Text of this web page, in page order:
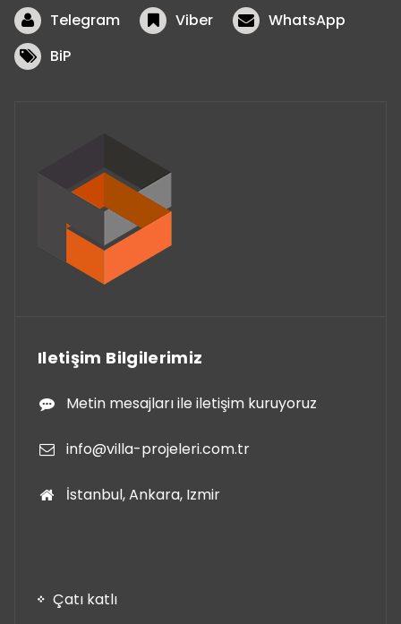
Telegram Viber
WhatsApp
BiP
Iletişim Bilgilerimiz
Metin mesajları ile iletişim kuruyoruz
info@villa-projeleri.com.tr
İstanbul, Ankara, Izmir
Çatı katlı